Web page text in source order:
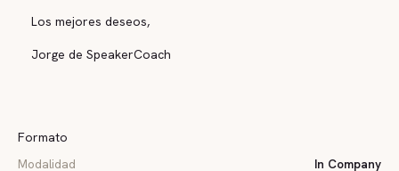
Los mejores deseos,
Jorge de SpeakerCoach
Formato
Modalidad
In Company